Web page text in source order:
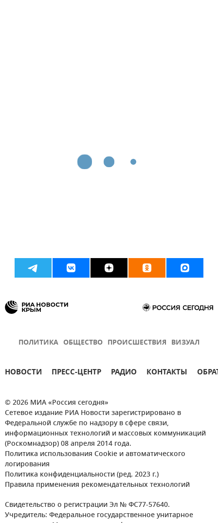
ПОЛИТИКА ОБЩЕСТВО ПРОИСШЕСТВИЯ ВИЗУАЛ
НОВОСТИ ПРЕСС-ЦЕНТР РАДИО КОНТАКТЫ
© 2026 МИА «Россия сегодня»
Сетевое издание РИА Новости зарегистрировано в
Федеральной службе по надзору в сфере связи,
информационных технологий и массовых коммуникаций
(Роскомнадзор) 08 апреля 2014 года.
Политика использования Cookie и автоматического
логирования
Политика конфиденциальности (ред. 2023 г.)
Правила применения рекомендательных технологий
Свидетельство о регистрации Эл № ФС77-57640.
Учредитель: Федеральное государственное унитарное